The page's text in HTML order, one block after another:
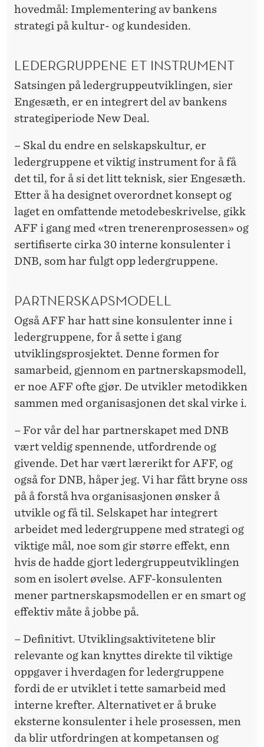
hovedmål: Implementering av bankens
strategi på kultur- og kundesiden.
LEDERGRUPPENE ET INSTRUMENT
Satsingen på ledergruppeutviklingen, sier
Engesæth, er en integrert del av bankens
strategiperiode New Deal.
– Skal du endre en selskapskultur, er
ledergruppene et viktig instrument for å få
det til, for å si det litt teknisk, sier Engesæth.
Etter å ha designet overordnet konsept og
laget en omfattende metodebeskrivelse, gikk
AFF i gang med «tren trenerenprosessen» og
sertifiserte cirka 30 interne konsulenter i
DNB, som har fulgt opp ledergruppene.
PARTNERSKAPSMODELL
Også AFF har hatt sine konsulenter inne i
ledergruppene, for å sette i gang
utviklingsprosjektet. Denne formen for
samarbeid, gjennom en partnerskapsmodell,
er noe AFF ofte gjør. De utvikler metodikken
sammen med organisasjonen det skal virke i.
– For vår del har partnerskapet med DNB
vært veldig spennende, utfordrende og
givende. Det har vært lærerikt for AFF, og
også for DNB, håper jeg. Vi har fått bryne oss
på å forstå hva organisasjonen ønsker å
utvikle og få til. Selskapet har integrert
arbeidet med ledergruppene med strategi og
viktige mål, noe som gir større effekt, enn
hvis de hadde gjort ledergruppeutviklingen
som en isolert øvelse. AFF-konsulenten
mener partnerskapsmodellen er en smart og
effektiv måte å jobbe på.
– Definitivt. Utviklingsaktivitetene blir
relevante og kan knyttes direkte til viktige
oppgaver i hverdagen for ledergruppene
fordi de er utviklet i tette samarbeid med
interne krefter. Alternativet er å bruke
eksterne konsulenter i hele prosessen, men
da blir utfordringen at kompetansen og